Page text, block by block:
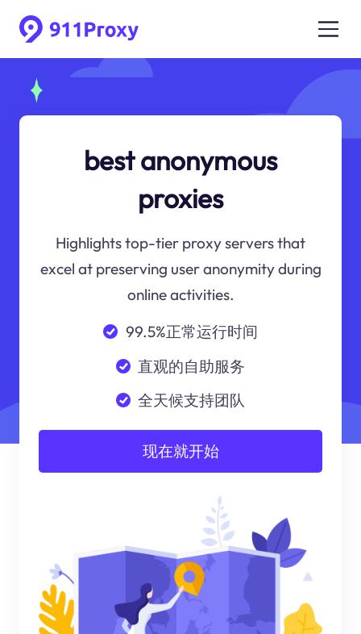
best anonymous
proxies
Highlights top-tier proxy servers that
excel at preserving user anonymity during
online activities.
99.5%正常运行时间
直观的自助服务
全天候支持团队
现在就开始